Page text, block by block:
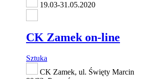
19.03-31.05.2020
CK Zamek on-line
Sztuka
CK Zamek, ul. Święty Marcin